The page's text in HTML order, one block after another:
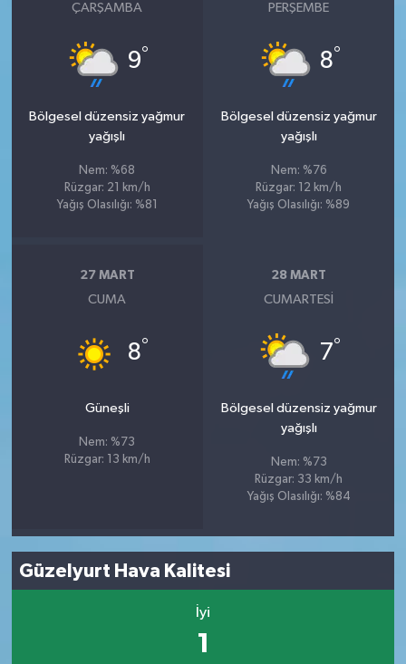
ÇARŞAMBA
9°
Bölgesel düzensiz yağmur
yağışlı
Nem: %68
Rüzgar: 21 km/h
Yağış Olasılığı: %81
PERŞEMBE
8°
Bölgesel düzensiz yağmur
yağışlı
Nem: %76
Rüzgar: 12 km/h
Yağış Olasılığı: %89
27 MART
CUMA
8°
Güneşli
Nem: %73
Rüzgar: 13 km/h
28 MART
CUMARTESI
7°
Bölgesel düzensiz yağmur
yağışlı
Nem: %73
Rüzgar: 33 km/h
Yağış Olasılığı: %84
Güzelyurt Hava Kalitesi
İyi
1